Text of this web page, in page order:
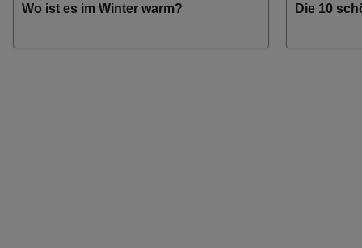
Wo ist es im Winter warm? Die 10